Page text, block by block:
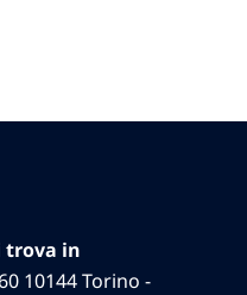
trova in
10144 Torino -